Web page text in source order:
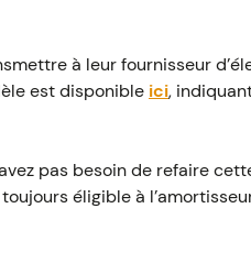
à leur fournisseur
est disponible ici,
pas besoin de refaire
éligible à